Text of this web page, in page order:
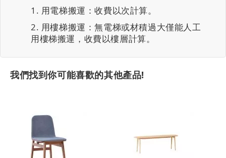
用電梯搬運：收費以次計算。
用樓梯搬運：無電梯或材積過大僅能人工
用樓梯搬運，收費以樓層計算。
我們找到你可能喜歡的其他產品!